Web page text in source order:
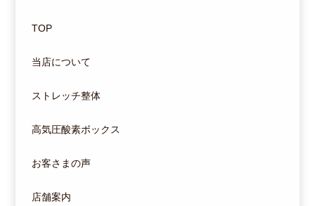
TOP
当店について
ストレッチ整体
高気圧酸素ボックス
お客さまの声
店舗案内